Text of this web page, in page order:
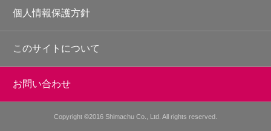
個人情報保護方針
このサイトについて
お問い合わせ
Copyright ©2016 Shimachu Co., Ltd. All rights reserved.